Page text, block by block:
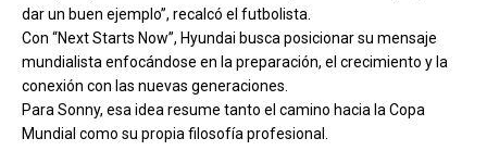
dar un buen ejemplo”, recalcó el futbolista.
Con “Next Starts Now”, Hyundai busca posicionar su mensaje
mundialista enfocándose en la preparación, el crecimiento y la
conexión con las nuevas generaciones.
Para Sonny, esa idea resume tanto el camino hacia la Copa
Mundial como su propia filosofía profesional.